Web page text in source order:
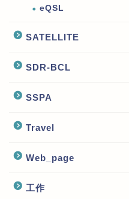
eQSL
SATELLITE
SDR-BCL
SSPA
Travel
Web_page
工作